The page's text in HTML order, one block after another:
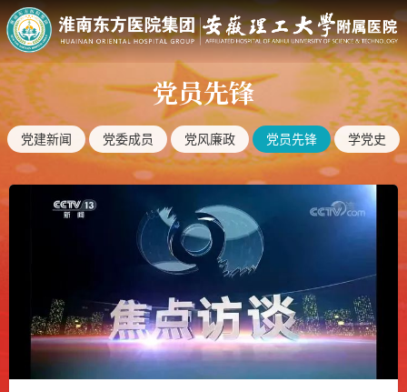
党员先锋
党建新闻 党委成员 党风廉政 党员先锋 学党史